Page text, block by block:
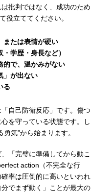
批判ではなく、成功のため
役立ててください。
または表情が硬い
学歴・身長など）
的で、温かみがない
」が出ない
る
自己防衛反応」です。傷つ
を守っている状態です。し
気”から始まります。
「完璧に準備してから動こ
action（不完全な行
率は圧倒的に高いといわれ
でまず動く」ことが最大の